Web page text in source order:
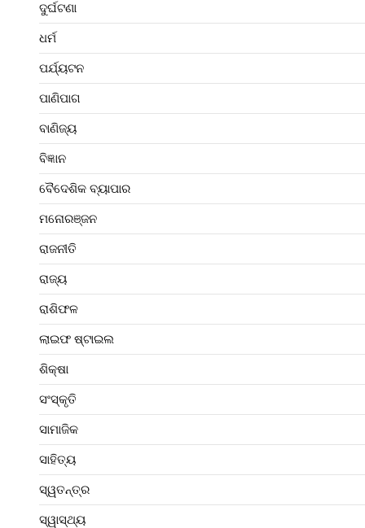
ଦୁର୍ଘଟଣା
ଧର୍ମ
ପର୍ଯ୍ୟଟନ
ପାଣିପାଗ
ବାଣିଜ୍ୟ
ବିଜ୍ଞାନ
ବୈଦେଶିକ ବ୍ୟାପାର
ମନୋରଞ୍ଜନ
ରାଜନୀତି
ରାଜ୍ୟ
ରାଶିଫଳ
ଲାଇଫ ଷ୍ଟାଇଲ
ଶିକ୍ଷା
ସଂସ୍କୃତି
ସାମାଜିକ
ସାହିତ୍ୟ
ସ୍ୱତନ୍ତ୍ର
ସ୍ୱାସ୍ଥ୍ୟ